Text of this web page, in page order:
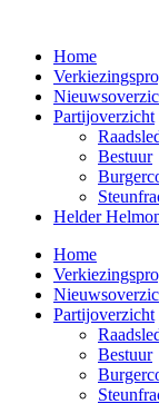
Home
Partijoverzicht
Bestuur
Helder
Home
Partijoverzicht
Bestuur